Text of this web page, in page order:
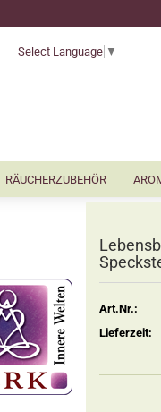
Select Language ▼
RÄUCHERZUBEHÖR
Art.Nr.:
Lieferzeit: